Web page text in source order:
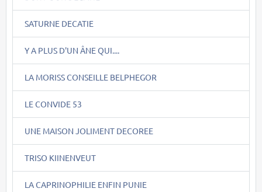
SATURNE DECATIE
Y A PLUS D'UN ÂNE QUI....
LA MORISS CONSEILLE BELPHEGOR
LE CONVIDE 53
UNE MAISON JOLIMENT DECOREE
TRISO KIINENVEUT
LA CAPRINOPHILIE ENFIN PUNIE